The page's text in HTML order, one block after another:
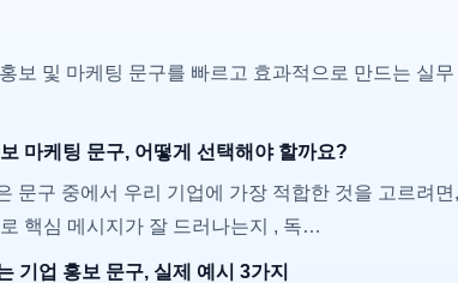
보 및 마케팅 문구를 빠르고 효과적으로 만드는 실
마케팅 문구, 어떻게 선택해야 할까요?
문구 중에서 우리 기업에 가장 적합한 것을 고르려
핵심 메시지가 잘 드러나는지 , 독…
기업 홍보 문구, 실제 예시 3가지